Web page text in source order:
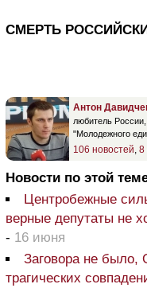
СМЕРТЬ
Антон
любитель
"Молодежного
106 новостей 8
Новости по этой
Центробежные
верные депутаты не
- 16 июня
Заговора не было,
трагических